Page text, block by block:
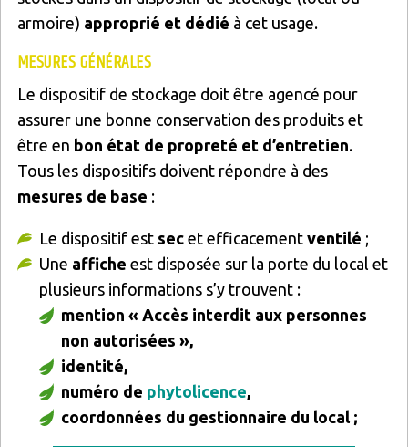
armoire) approprié et dédié à cet usage.
MESURES GÉNÉRALES
Le dispositif de stockage doit être agencé pour
assurer une bonne conservation des produits et
être en bon état de propreté et d’entretien.
Tous les dispositifs doivent répondre à des
mesures de base :
Le dispositif est secet efficacement ventilé ;
Une affiche est disposée sur la porte du local et
plusieurs informations s’y trouvent :
mention « Accès interdit aux personnes
non autorisées »,
identité,
numéro de phytolicence,
coordonnées du gestionnaire du local ;